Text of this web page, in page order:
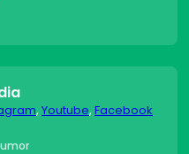
, Youtube, Facebook